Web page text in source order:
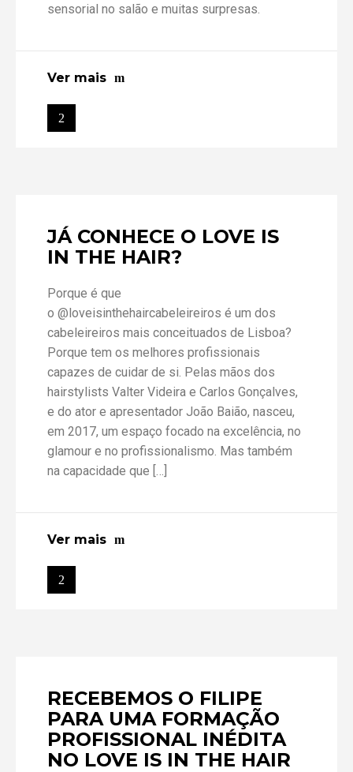
sensorial no salão e muitas surpresas.
Ver mais
JÁ CONHECE O LOVE IS
IN THE HAIR?
Porque é que
o @loveisinthehaircabeleireiros é um dos
cabeleireiros mais conceituados de Lisboa?
Porque tem os melhores profissionais
capazes de cuidar de si. Pelas mãos dos
hairstylists Valter Videira e Carlos Gonçalves,
e do ator e apresentador João Baião, nasceu,
em 2017, um espaço focado na excelência, no
glamour e no profissionalismo. Mas também
na capacidade que […]
Ver mais
RECEBEMOS O FILIPE
PARA UMA FORMAÇÃO
PROFISSIONAL INÉDITA
NO LOVE IS IN THE HAIR